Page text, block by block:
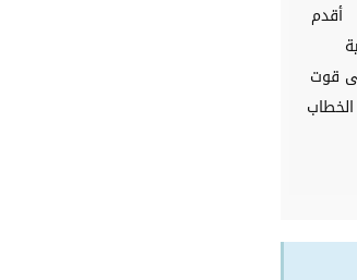
أقدم
قوت